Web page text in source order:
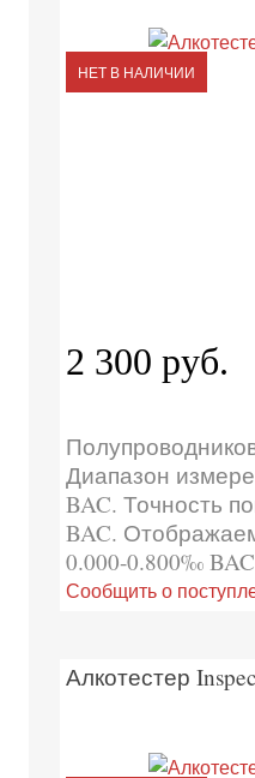
НЕТ В НАЛИЧИИ
2 300 руб.
Диапазон
BAC. Точность
BAC.
0.000-0.800‰
Сообщить о
Алкотестер